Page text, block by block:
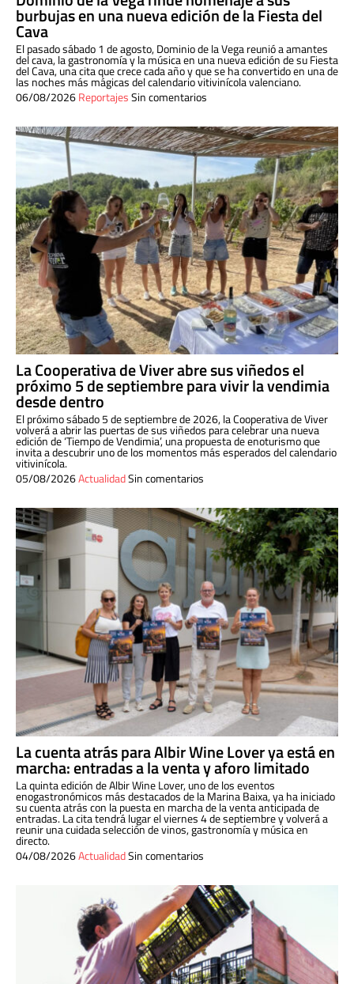
burbujas en una nueva edición de la Fiesta del
Cava
El pasado sábado 1 de agosto, Dominio de la Vega reunió a amantes
del cava, la gastronomía y la música en una nueva edición de su Fiesta
del Cava, una cita que crece cada año y que se ha convertido en una de
las noches más mágicas del calendario vitivinícola valenciano.
06/08/2026ReportajesSin comentarios
La Cooperativa de Viver abre sus viñedos el
próximo 5 de septiembre para vivir la vendimia
desde dentro
El próximo sábado 5 de septiembre de 2026, la Cooperativa de Viver
volverá a abrir las puertas de sus viñedos para celebrar una nueva
edición de ‘Tiempo de Vendimia’, una propuesta de enoturismo que
invita a descubrir uno de los momentos más esperados del calendario
vitivinícola.
05/08/2026ActualidadSin comentarios
La cuenta atrás para Albir Wine Lover ya está en
marcha: entradas a la venta y aforo limitado
La quinta edición de Albir Wine Lover, uno de los eventos
enogastronómicos más destacados de la Marina Baixa, ya ha iniciado
su cuenta atrás con la puesta en marcha de la venta anticipada de
entradas. La cita tendrá lugar el viernes 4 de septiembre y volverá a
reunir una cuidada selección de vinos, gastronomía y música en
directo.
04/08/2026ActualidadSin comentarios